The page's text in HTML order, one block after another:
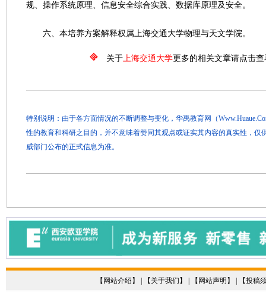
规、操作系统原理、信息安全综合实践、数据库原理及安全。
六、本培养方案解释权属上海交通大学物理与天文学院。
关于上海交通大学更多的相关文章请点击查
特别说明：由于各方面情况的不断调整与变化，华禹教育网（
性的教育和科研之目的，并不意味着赞同其观点或证实其内容的真实性，仅
威部门公布的正式信息为准。
【 网站介绍 】 | 【 关于我们 】 | 【 网站声明 】 | 【投稿